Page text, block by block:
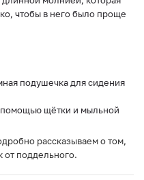
чтобы в него было проще
подушечка для сидения
помощью щётки и мыльной
рассказываем о том,
от поддельного.